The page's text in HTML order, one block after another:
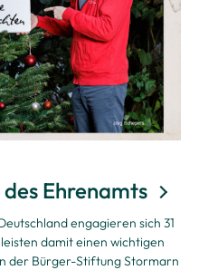
Ehrenamts
engagieren sich 31
damit einen wichtigen
der Bürger-Stiftung Stormarn